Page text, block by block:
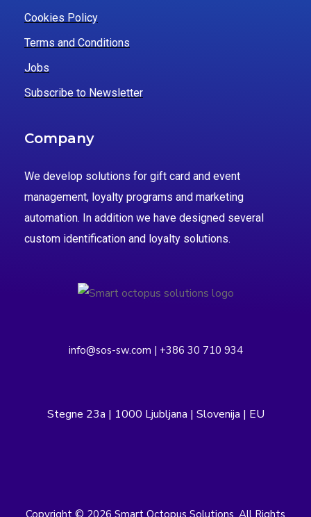
Cookies Policy
Terms and Conditions
Jobs
Subscribe to Newsletter
Company
We develop solutions for gift card and event
management, loyalty programs and marketing
automation. In addition we have designed several
custom identification and loyalty solutions.
info@sos-sw.com | +386 30 710 934
Stegne 23a | 1000 Ljubljana | Slovenija | EU